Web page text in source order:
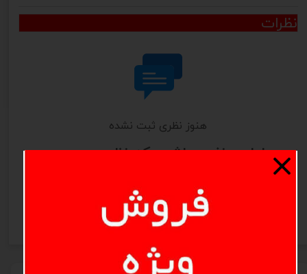
نظرات
هنوز نظری ثبت نشده
اولین نفری باشید که نظر می‌دهید
ثبت نظر